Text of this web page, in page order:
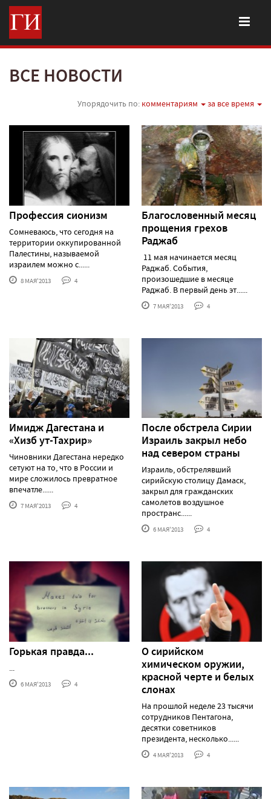
ВСЕ НОВОСТИ
Упорядочить по: комментариям за все время
Профессия сионизм
Сомневаюсь, что сегодня на
территории оккупированной
Палестины, называемой
израилем можно с......
8 МАЯ'2013 4
Благословенный месяц
прощения грехов
Раджаб
11 мая начинается месяц
Раджаб. События,
произошедшие в месяце
Раджаб. В первый день эт......
7 МАЯ'2013 4
Имидж Дагестана и
«Хизб ут-Тахрир»
Чиновники Дагестана нередко
сетуют на то, что в России и
мире сложилось превратное
впечатле......
7 МАЯ'2013 4
После обстрела Сирии
Израиль закрыл небо
над севером страны
Израиль, обстрелявший
сирийскую столицу Дамаск,
закрыл для гражданских
самолетов воздушное
пространс......
6 МАЯ'2013 4
Горькая правда...
...
6 МАЯ'2013 4
О сирийском
химическом оружии,
красной черте и белых
слонах
На прошлой неделе 23 тысячи
сотрудников Пентагона,
десятки советников
президента, несколько......
4 МАЯ'2013 4